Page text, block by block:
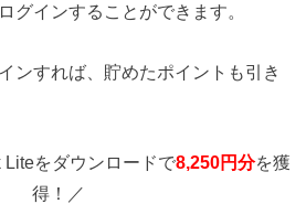
グインすることができます。
ンすれば、貯めたポイントも引き
Liteをダウンロードで8,250円分を獲
得！／